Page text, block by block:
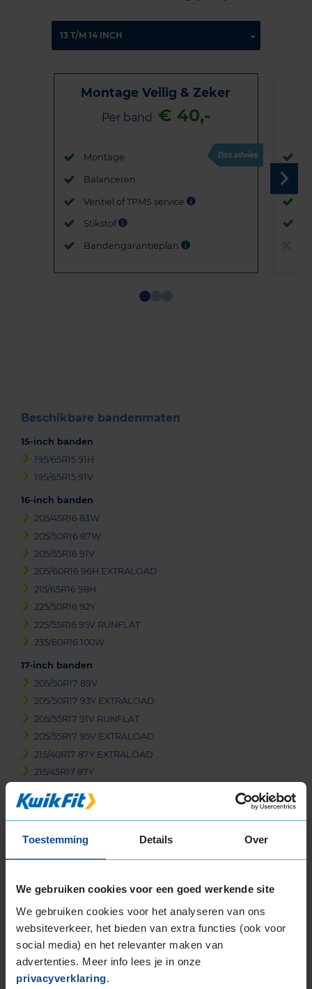
Toestemming Details Over
We gebruiken cookies voor een goed werkende site
We gebruiken cookies voor het analyseren van ons
websiteverkeer, het bieden van extra functies (ook voor
social media) en het relevanter maken van
advertenties. Meer info lees je in onze
privacyverklaring.
Montage Veilig & Zeker
Per band € 40,-
Montage
Balanceren
Ventiel of TPMS service
Stikstof
Bandengarantieplan
Beschikbare bandenmaten
15-inch banden
195/65R15 91H
195/65R15 91V
16-inch banden
205/45R16 83W
205/50R16 87W
205/55R16 91V
205/60R16 96H EXTRALOAD
215/65R16 98H
225/50R16 92Y
225/55R16 95V RUNFLAT
235/60R16 100W
17-inch banden
205/50R17 89V
205/50R17 93Y EXTRALOAD
205/55R17 91V RUNFLAT
205/55R17 95V EXTRALOAD
215/40R17 87Y EXTRALOAD
215/45R17 87Y
215/55R17 94V
225/45R17 91Y
225/55R17 97W RUNFLAT
225/55R17 97Y RUNFLAT
225/55R17 97Y RUNFLAT
225/60R17 99V RUNFLAT
235/45R17 94W
235/55R17 103W EXTRALOAD
235/55R17 103W EXTRALOAD